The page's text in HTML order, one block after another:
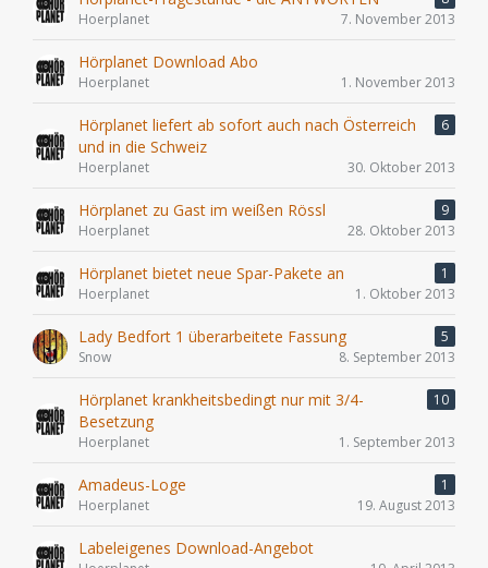
Hoerplanet
7. November 2013
Hörplanet Download Abo
Hoerplanet 1. November 2013
Hörplanet liefert ab sofort auch nach Österreich
und in die Schweiz
6
Hoerplanet 30. Oktober 2013
Hörplanet zu Gast im weißen Rössl
9
Hoerplanet
28. Oktober 2013
Hörplanet bietet neue Spar-Pakete an
1
Hoerplanet
1. Oktober 2013
Lady Bedfort 1 überarbeitete Fassung
5
Snow
8. September 2013
Hörplanet krankheitsbedingt nur mit 3/4-
Besetzung
10
Hoerplanet 1. September 2013
Amadeus-Loge
1
Hoerplanet
19. August 2013
Labeleigenes Download-Angebot